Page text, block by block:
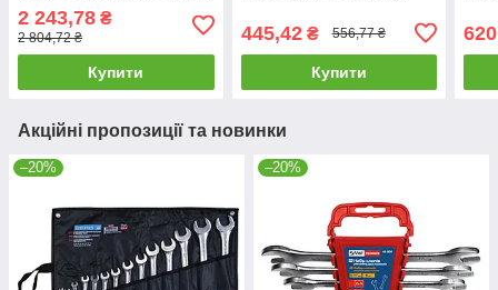
інструментів Набор
ключей
2 243,78 ₴
2 804,72 ₴
Купити
ключей рожково-накидных
Cr-V 6 шт. (8-17
445,42₴ 556,77 ₴
Купити
Cr-
Акційні пропозиції та новинки
–20% –20%